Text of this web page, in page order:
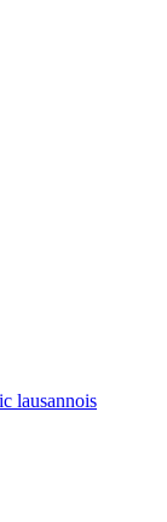
lausannois